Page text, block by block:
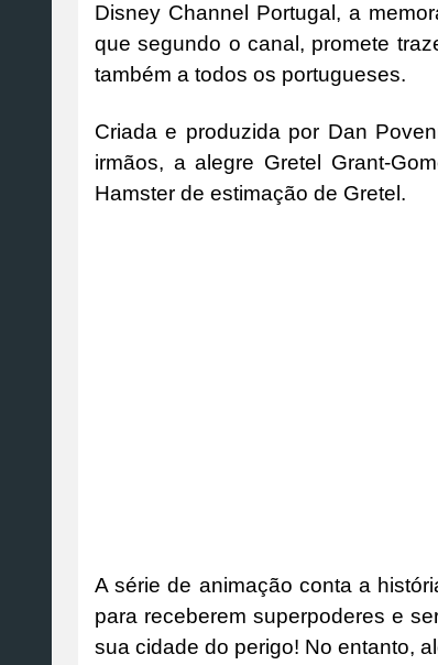
Disney Channel Portugal, a
que segundo o canal, promete
também a todos os portugueses.
Criada e produzida por Dan
irmãos, a alegre Gretel Grant-
Hamster de estimação de Gretel.
A série de animação conta a
para receberem superpoderes e
sua cidade do perigo! No entanto,